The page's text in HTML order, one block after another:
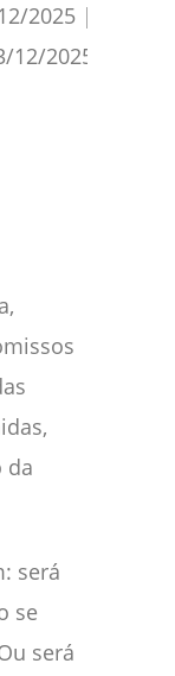
2025 |
12/2025
da
será
se
será